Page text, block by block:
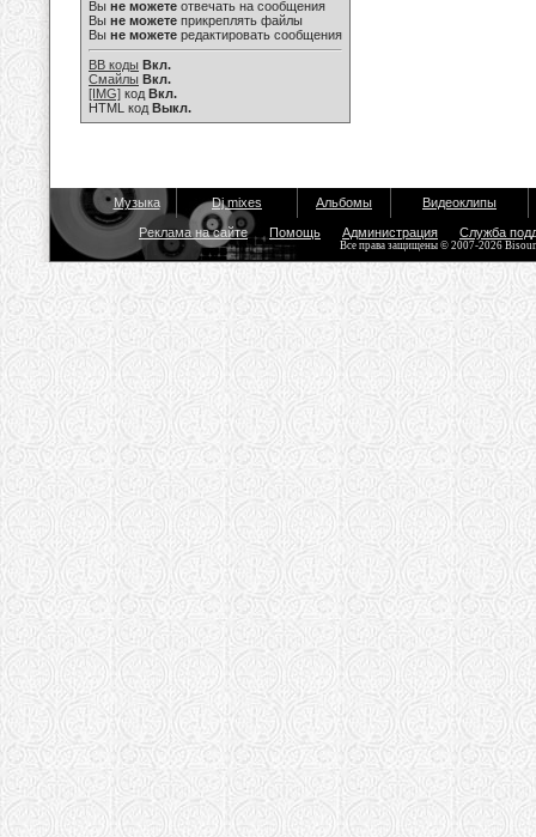
Вы не можете отвечать на сообщения
Вы не можете прикреплять файлы
Вы не можете редактировать сообщения
BB коды Вкл.
Смайлы Вкл.
[IMG] код Вкл.
HTML код Выкл.
Музыка Dj mixes Альбомы Видеоклипы
Реклама на сайте Помощь Администрация Служба
Все права защищены © 2007-2026